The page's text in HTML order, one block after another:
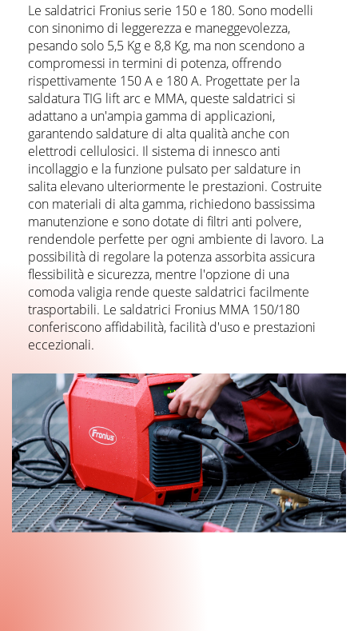
Le saldatrici Fronius serie 150 e 180. Sono modelli
con sinonimo di leggerezza e maneggevolezza,
pesando solo 5,5 Kg e 8,8 Kg, ma non scendono a
compromessi in termini di potenza, offrendo
rispettivamente 150 A e 180 A. Progettate per la
saldatura TIG lift arc e MMA, queste saldatrici si
adattano a un'ampia gamma di applicazioni,
garantendo saldature di alta qualità anche con
elettrodi cellulosici. Il sistema di innesco anti
incollaggio e la funzione pulsato per saldature in
salita elevano ulteriormente le prestazioni. Costruite
con materiali di alta gamma, richiedono bassissima
manutenzione e sono dotate di filtri anti polvere,
rendendole perfette per ogni ambiente di lavoro. La
possibilità di regolare la potenza assorbita assicura
flessibilità e sicurezza, mentre l'opzione di una
comoda valigia rende queste saldatrici facilmente
trasportabili. Le saldatrici Fronius MMA 150/180
conferiscono affidabilità, facilità d'uso e prestazioni
eccezionali.